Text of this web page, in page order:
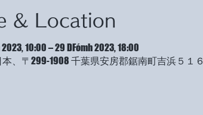
& Location
10:00 – 29 DFómh 2023, 18:00
本、〒299-1908 千葉県安房郡鋸南町吉浜５１６